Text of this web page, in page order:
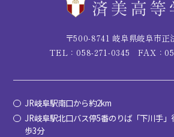
〒500-8741 岐阜県岐阜市正
TEL：058-271-0345
FAX：
JR岐阜駅南口から約2km
JR岐阜駅北口バス停5番のりば「下川手
歩3分